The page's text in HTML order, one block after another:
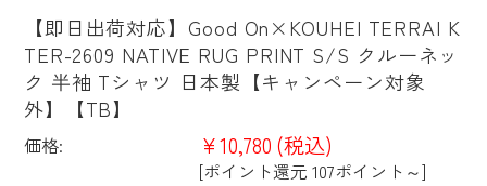
【即日出荷対応】Good On×KOUHEI TERRAI K
TER-2609 NATIVE RUG PRINT S/S クルーネッ
ク 半袖 Tシャツ 日本製【キャンペーン対象
外】【TB】
価格: ¥10,780 (税込)
[ポイント還元 107ポイント～]